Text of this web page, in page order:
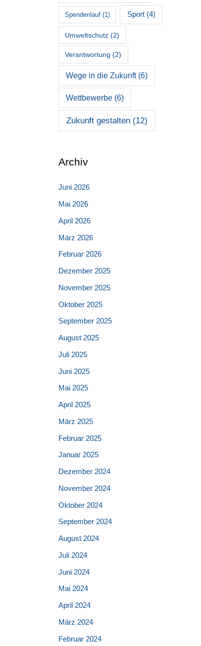
Spendenlauf(1) Sport(4)
Umweltschutz (2)
Verantwortung (2)
Wege in die Zukunft(6)
Wettbewerbe (6)
Zukunft gestalten (12)
Archiv
Juni 2026
Mai 2026
April 2026
März 2026
Februar 2026
Dezember 2025
November 2025
Oktober 2025
September 2025
August 2025
Juli 2025
Juni 2025
Mai 2025
April 2025
März 2025
Februar 2025
Januar 2025
Dezember 2024
November 2024
Oktober 2024
September 2024
August 2024
Juli 2024
Juni 2024
Mai 2024
April 2024
März 2024
Februar 2024